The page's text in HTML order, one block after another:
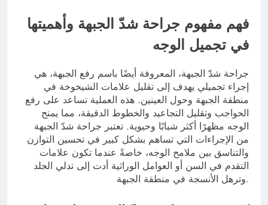
فهم مفهوم جراحة شدّ الجبهة وأهميتها
في تجميل الوجه
جراحة شدّ الجبهة، المعروفة أيضًا باسم رفع الجبهة، هي
إجراء تجميلي يهدف إلى تقليل علامات الشيخوخة في
منطقة الجبهة وحول العينين. هذه العملية تساعد على رفع
الحواجب وتقليل التجاعيد والخطوط الدقيقة، مما يمنح
الوجه مظهرًا أكثر شبابًا وحيوية. تعتبر جراحة شدّ الجبهة
من الإجراءات التي تساهم بشكل كبير في تحسين التوازن
والتناسق بين ملامح الوجه، خاصةً عندما تكون علامات
التقدم في السن أو العوامل الوراثية أدت إلى تدلي الجلد
وترهل الأنسجة في منطقة الجبهة.